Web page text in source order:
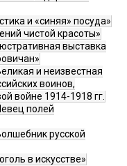
и «синяя» посуда»
чистой красоты»
выставка
и неизвестная
воинов,
войне 1914-1918 гг.
полей
русской
в искусстве»